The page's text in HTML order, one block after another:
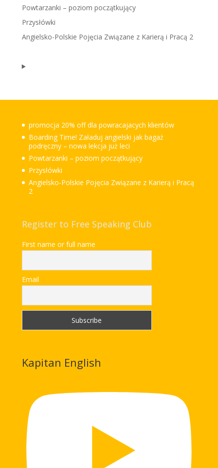
Powtarzanki – poziom początkujący
Przysłówki
Angielsko-Polskie Pojęcia Związane z Karierą i Pracą 2
promocja 20% off dla powracajacych klientów
Boarding Time! Załaduj angielski jak bagaż
podręczny – nowa lekcja już leci
Powtarzanki – poziom początkujący
Przysłówki
Angielsko-Polskie Pojęcia Związane z Karierą i Pracą
2
Register to Free Speaking Club
First name or full name
Email
Kapitan English